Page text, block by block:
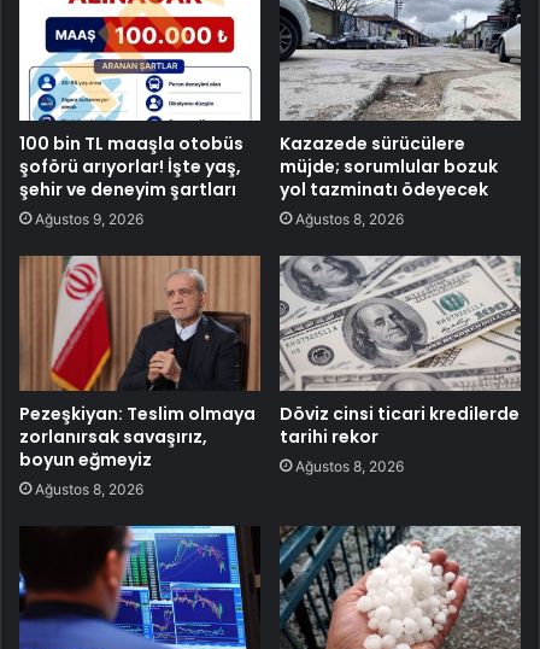
100 bin TL maaşla otobüs
şoförü arıyorlar! İşte yaş,
şehir ve deneyim şartları
Ağustos 9, 2026
Kazazede sürücülere
müjde; sorumlular bozuk
yol tazminatı ödeyecek
Ağustos 8, 2026
Pezeşkiyan: Teslim olmaya
zorlanırsak savaşırız,
boyun eğmeyiz
Ağustos 8, 2026
Döviz cinsi ticari kredilerde
tarihi rekor
Ağustos 8, 2026